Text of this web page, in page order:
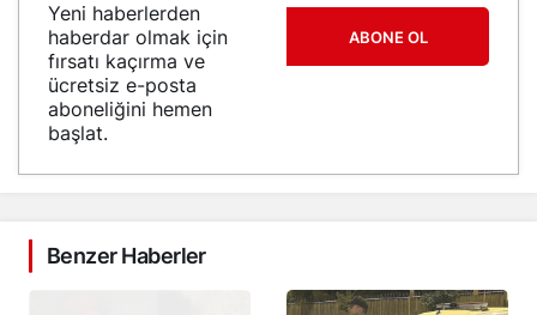
Yeni haberlerden
haberdar olmak için
fırsatı kaçırma ve
ücretsiz e-posta
aboneliğini hemen
başlat.
ABONE OL
Benzer Haberler